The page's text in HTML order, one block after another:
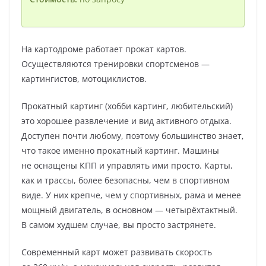
На картодроме работает прокат картов.
Осуществляются тренировки спортсменов —
картингистов, мотоциклистов.
Прокатный картинг (хобби картинг, любительский)
это хорошее развлечение и вид активного отдыха.
Доступен почти любому, поэтому большинство знает,
что такое именно прокатный картинг. Машины
не оснащены КПП и управлять ими просто. Карты,
как и трассы, более безопасны, чем в спортивном
виде. У них крепче, чем у спортивных, рама и менее
мощный двигатель, в основном — четырёхтактный.
В самом худшем случае, вы просто застрянете.
Современный карт может развивать скорость